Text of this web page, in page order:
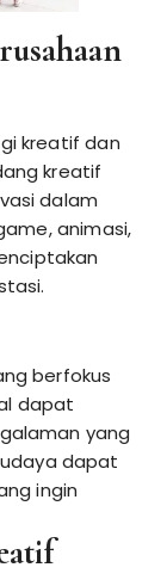
kreatif dan
kreatif
dalam
animasi,
berfokus
dapat
yang
dapat
ingin